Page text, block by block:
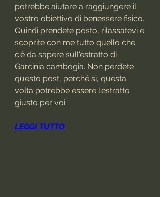
potrebbe aiutare a raggiungere il
vostro obiettivo di benessere fisico.
Quindi prendete posto, rilassatevi e
scoprite con me tutto quello che
c'è da sapere sull'estratto di
Garcinia cambogia. Non perdete
questo post, perché sì, questa
volta potrebbe essere l'estratto
giusto per voi.
LEGGI TUTTO